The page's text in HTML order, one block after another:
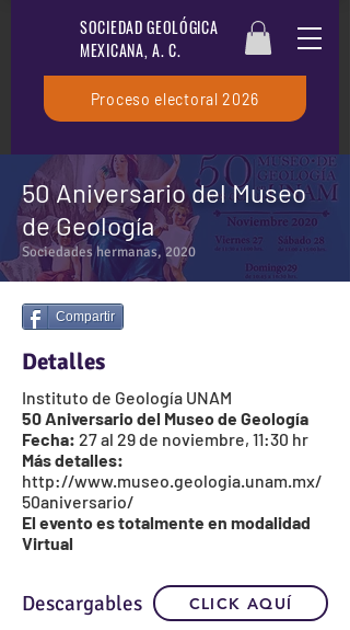
SOCIEDAD GEOLÓGICA
MEXICANA, A. C.
Proceso electoral 2026
50 Aniversario del Museo
de Geología
Sociedades hermanas, 2020
Compartir
Detalles
Instituto de Geología UNAM
50 Aniversario del Museo de Geología
Fecha: 27 al 29 de noviembre, 11:30 hr
Más detalles:
http://www.museo.geologia.unam.mx/
50aniversario/
El evento es totalmente en modalidad
Virtual
Descargables CLICK AQUÍ